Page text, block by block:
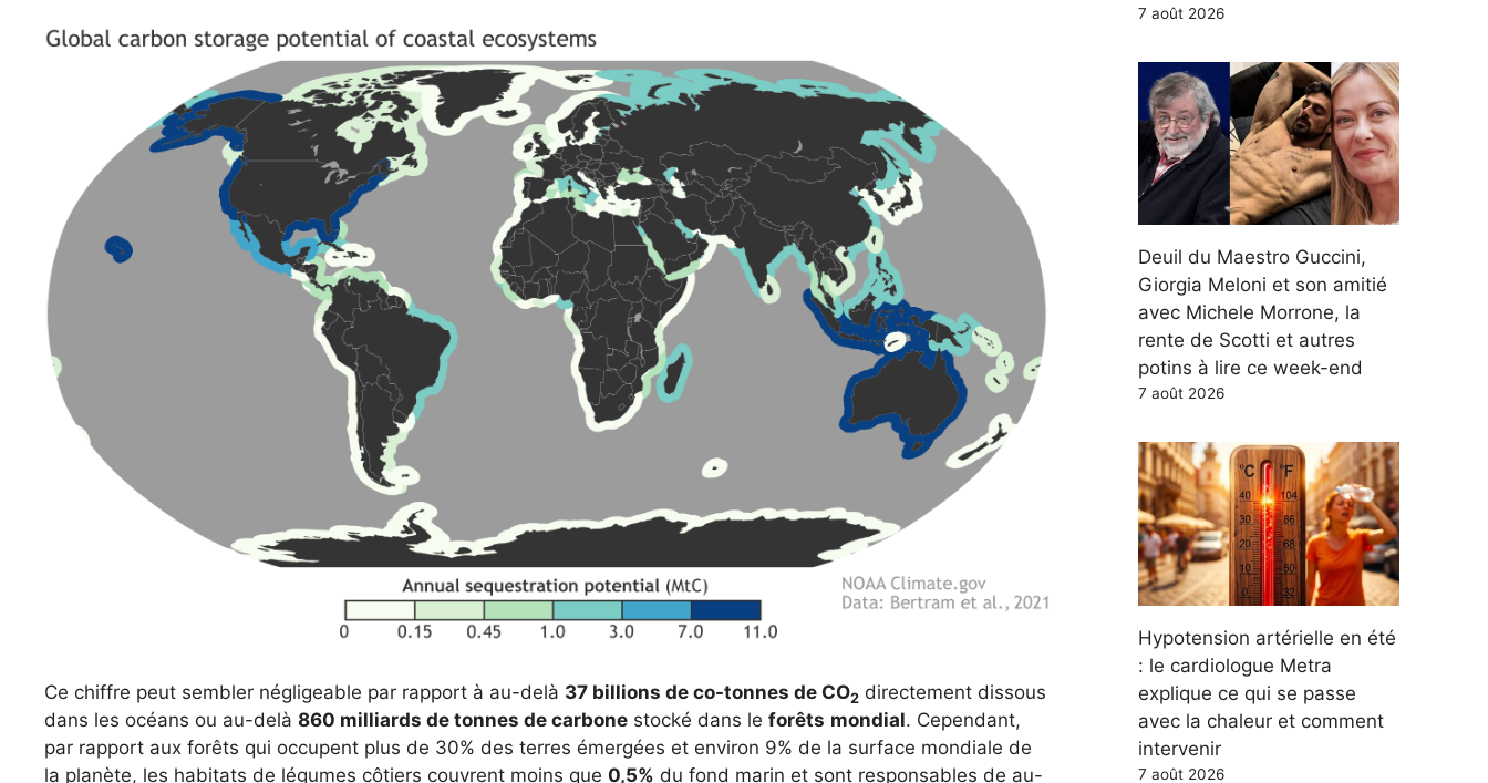
Ce chiffre peut sembler négligeable par rapport à au-delà 37 billions de co-tonnes de CO2 directement dissous
dans les océans ou au-delà 860 milliards de tonnes de carbone stocké dans le forêts mondial. Cependant,
par rapport aux forêts qui occupent plus de 30% des terres émergées et environ 9% de la surface mondiale de
la planète, les habitats de légumes côtiers couvrent moins que 0,5% du fond marin et sont responsables de au-
7 août 2026
Deuil du Maestro Guccini,
Giorgia Meloni et son amitié
avec Michele Morrone, la
rente de Scotti et autres
potins à lire ce week-end
7 août 2026
Hypotension artérielle en été
: le cardiologue Metra
explique ce qui se passe
avec la chaleur et comment
intervenir
7 août 2026